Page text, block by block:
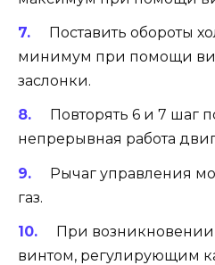
Поставить обороты
минимум при помощи
заслонки.
Повторять 6 и 7 шаг
непрерывная работа
Рычаг управления
газ.
При возникновении
винтом, регулирующим